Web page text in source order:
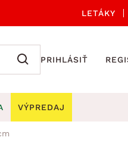
LETÁKY
PRIHLÁSIŤ
VÝPREDAJ